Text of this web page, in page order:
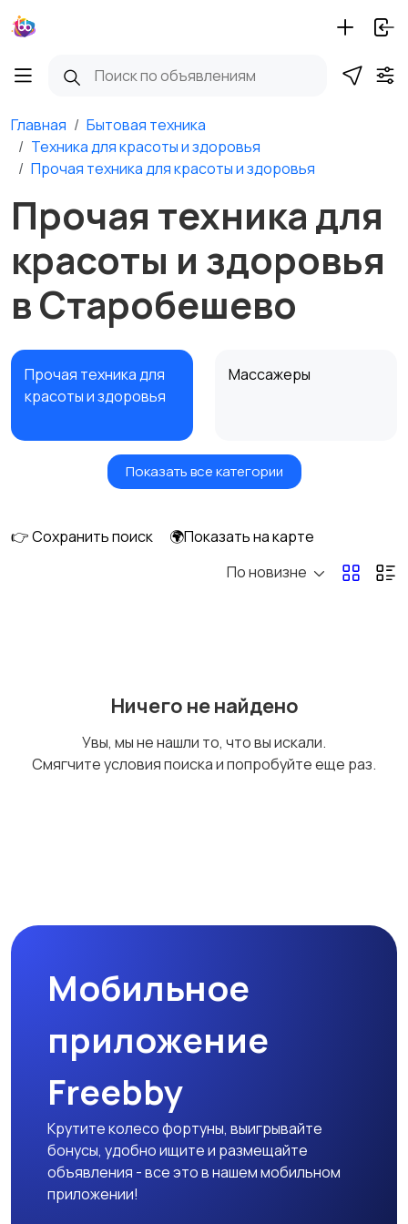
Главная
Бытовая техника
Техника для красоты и здоровья
Прочая техника для красоты и здоровья
Прочая техника для
красоты и здоровья
в Старобешево
Прочая техника для
красоты и здоровья
Массажеры
Фены и стайлеры Напольные весы
Бритвы и эпиляторы
Показать все категории
👉 Сохранить поиск
🌍Показать на карте
По новизне
Ничего не найдено
Увы, мы не нашли то, что вы искали.
Смягчите условия поиска и попробуйте еще раз.
Мобильное
приложение
Freebby
Крутите колесо фортуны, выигрывайте
бонусы, удобно ищите и размещайте
объявления - все это в нашем мобильном
приложении!